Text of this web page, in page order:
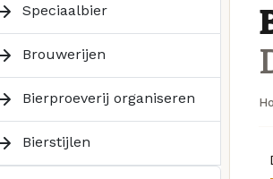
Speciaalbier
Brouwerijen
Bierproeverij organiseren
Bierstijlen